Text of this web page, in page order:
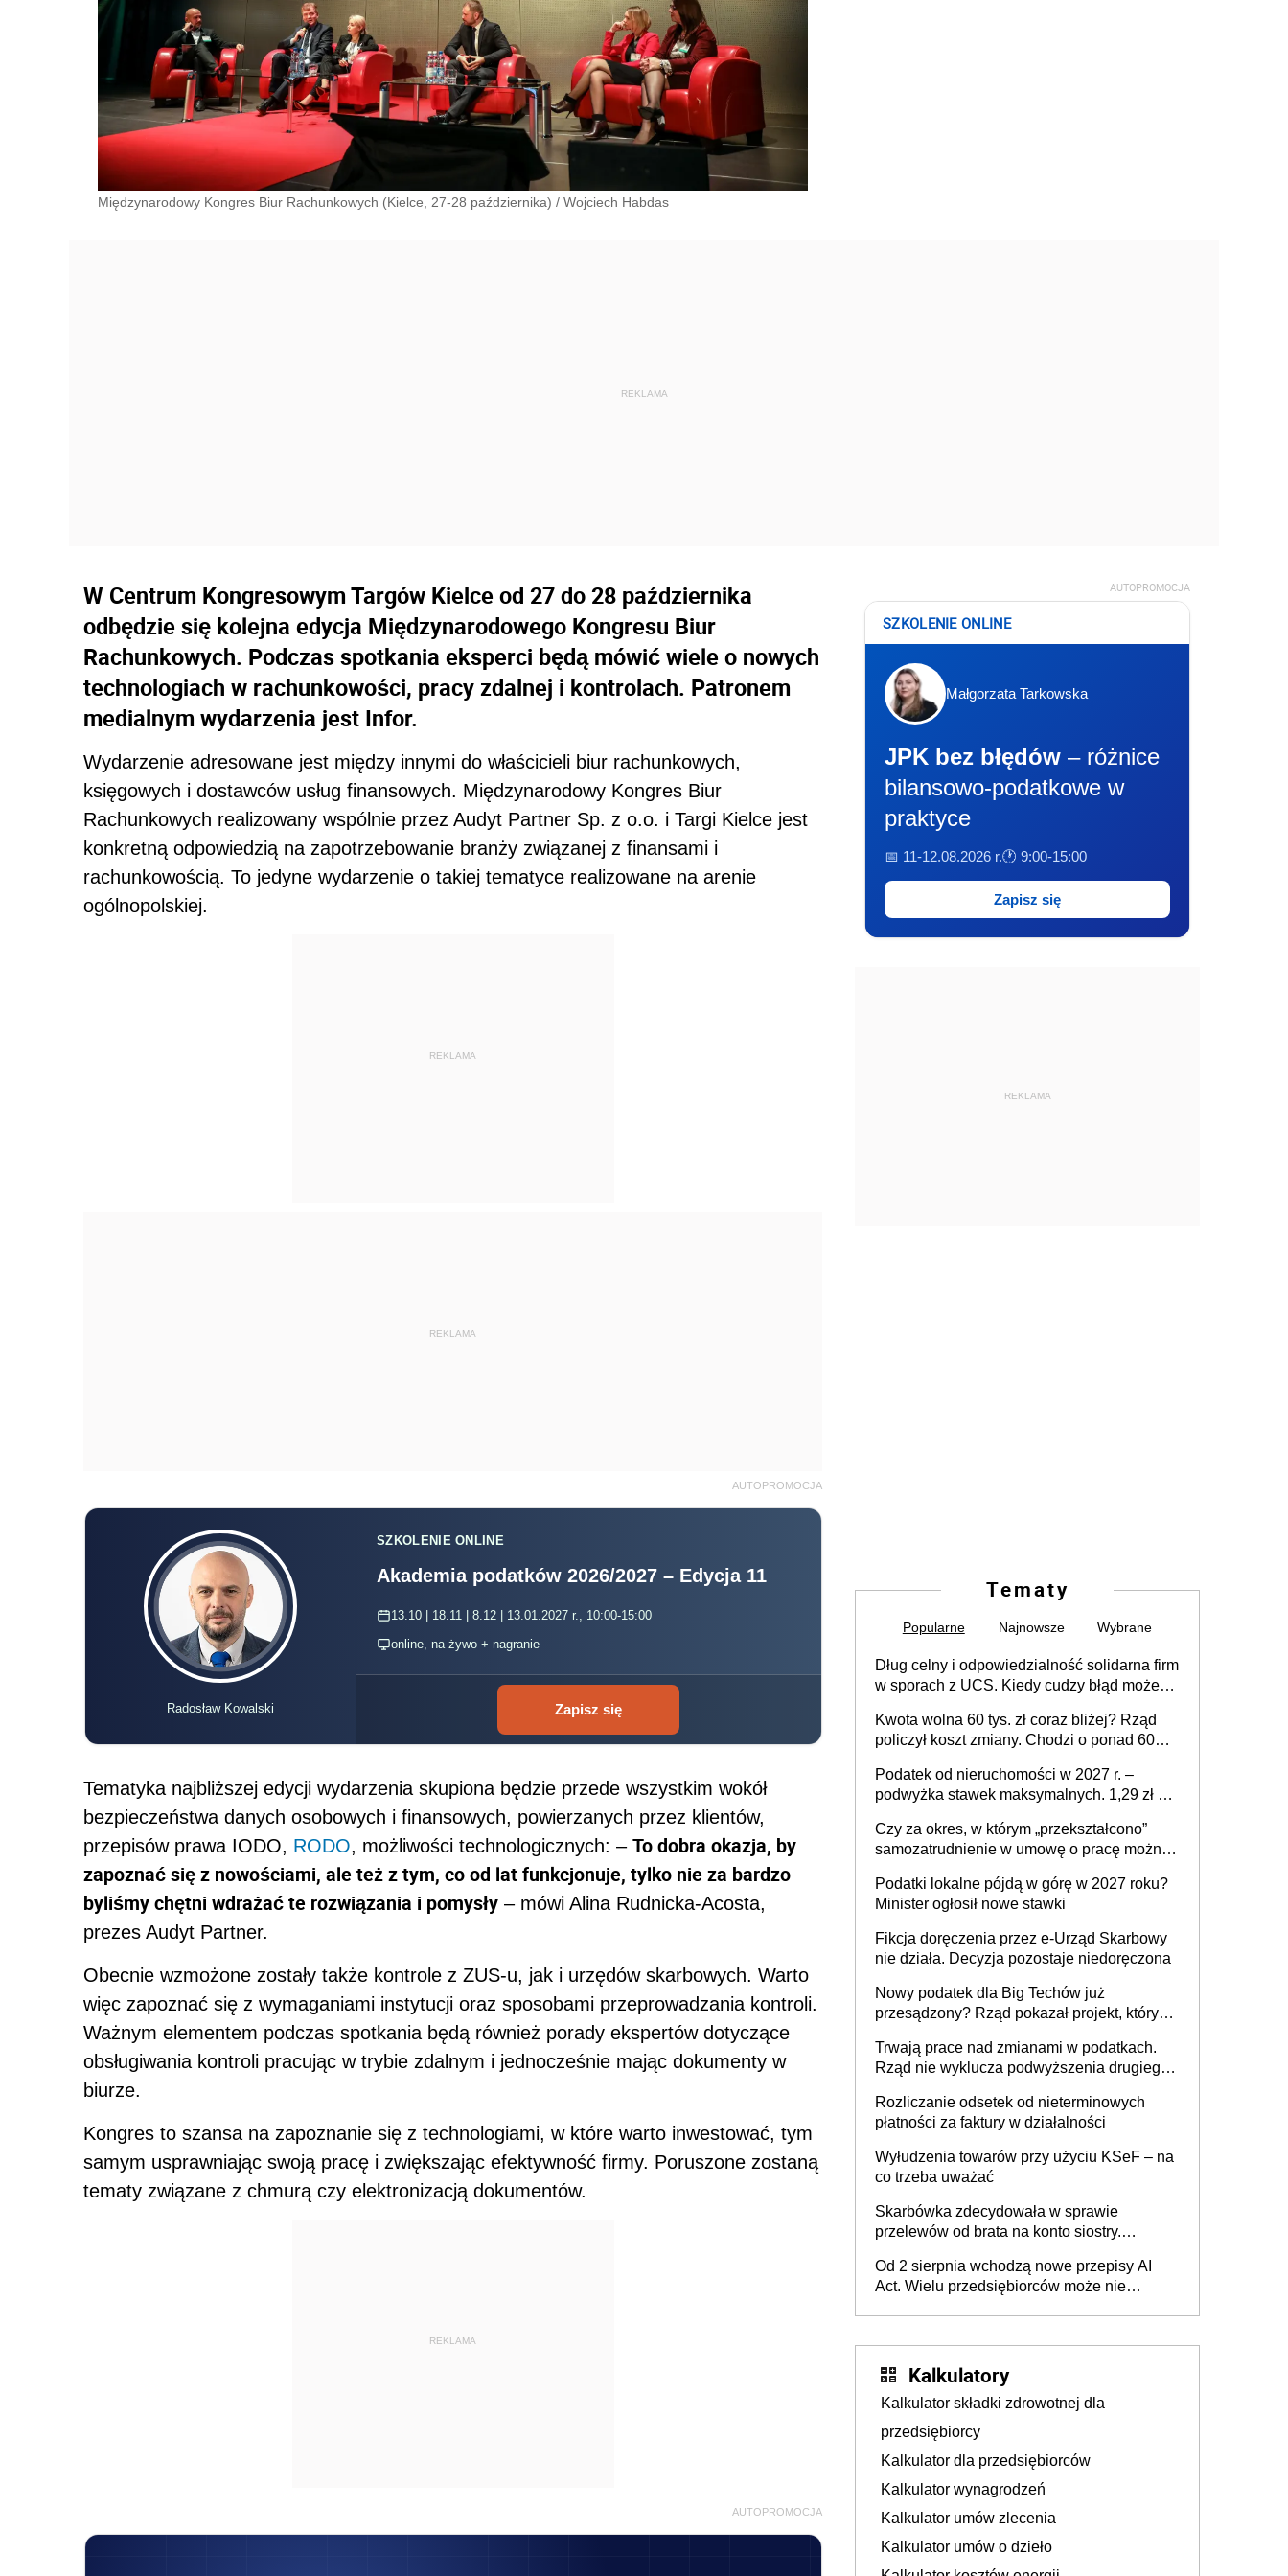
Międzynarodowy Kongres Biur Rachunkowych (Kielce, 27-28 października) / Wojciech Habdas
W Centrum Kongresowym Targów Kielce od 27 do 28 października
odbędzie się kolejna edycja Międzynarodowego Kongresu Biur
Rachunkowych. Podczas spotkania eksperci będą mówić wiele o nowych
technologiach w rachunkowości, pracy zdalnej i kontrolach. Patronem
medialnym wydarzenia jest Infor.
Wydarzenie adresowane jest między innymi do właścicieli biur rachunkowych,
księgowych i dostawców usług finansowych. Międzynarodowy Kongres Biur
Rachunkowych realizowany wspólnie przez Audyt Partner Sp. z o.o. i Targi Kielce jest
konkretną odpowiedzią na zapotrzebowanie branży związanej z finansami i
rachunkowością. To jedyne wydarzenie o takiej tematyce realizowane na arenie
ogólnopolskiej.
REKLAMA
REKLAMA
AUTOPROMOCJA
Radosław Kowalski
SZKOLENIE ONLINE
Akademia podatków 2026/2027 – Edycja 11
13.10 | 18.11 | 8.12 | 13.01.2027 r., 10:00-15:00
online, na żywo + nagranie
Zapisz się
Tematyka najbliższej edycji wydarzenia skupiona będzie przede wszystkim wokół
bezpieczeństwa danych osobowych i finansowych, powierzanych przez klientów,
przepisów prawa IODO, RODO, możliwości technologicznych: – To dobra okazja, by
zapoznać się z nowościami, ale też z tym, co od lat funkcjonuje, tylko nie za bardzo
byliśmy chętni wdrażać te rozwiązania i pomysły – mówi Alina Rudnicka-Acosta,
prezes Audyt Partner.
Obecnie wzmożone zostały także kontrole z ZUS-u, jak i urzędów skarbowych. Warto
więc zapoznać się z wymaganiami instytucji oraz sposobami przeprowadzania kontroli.
Ważnym elementem podczas spotkania będą również porady ekspertów dotyczące
obsługiwania kontroli pracując w trybie zdalnym i jednocześnie mając dokumenty w
biurze.
Kongres to szansa na zapoznanie się z technologiami, w które warto inwestować, tym
samym usprawniając swoją pracę i zwiększając efektywność firmy. Poruszone zostaną
tematy związane z chmurą czy elektronizacją dokumentów.
REKLAMA
AUTOPROMOCJA
AUTOPROMOCJA
SZKOLENIE ONLINE
Małgorzata Tarkowska
JPK bez błędów – różnice
bilansowo-podatkowe w
praktyce
📅 11-12.08.2026 r.🕐 9:00-15:00
Zapisz się
REKLAMA
Tematy
Popularne Najnowsze Wybrane
Dług celny i odpowiedzialność solidarna firm
w sporach z UCS. Kiedy cudzy błąd może
Kwota wolna 60 tys. zł coraz bliżej? Rząd
policzył koszt zmiany. Chodzi o ponad 60
Podatek od nieruchomości w 2027 r. –
podwyżka stawek maksymalnych. 1,29 zł za
budynków i lokali związanych z
prowadzeniem działalności gospodarczej
Czy za okres, w którym „przekształcono”
samozatrudnienie w umowę o pracę można
umowy cywilnoprawnej jedynym
racjonalnym wyjściem
Podatki lokalne pójdą w górę w 2027 roku?
Minister ogłosił nowe stawki
Fikcja doręczenia przez e-Urząd Skarbowy
nie działa. Decyzja pozostaje niedoręczona
Nowy podatek dla Big Techów już
przesądzony? Rząd pokazał projekt, który
Trwają prace nad zmianami w podatkach.
Rząd nie wyklucza podwyższenia drugiego
Rozliczanie odsetek od nieterminowych
płatności za faktury w działalności
Wyłudzenia towarów przy użyciu KSeF – na
co trzeba uważać
Skarbówka zdecydowała w sprawie
przelewów od brata na konto siostry.
darowizna, ale podatku jednak nie będzie
Od 2 sierpnia wchodzą nowe przepisy AI
Act. Wielu przedsiębiorców może nie
Kalkulatory
Kalkulator składki zdrowotnej dla
przedsiębiorcy
Kalkulator dla przedsiębiorców
Kalkulator wynagrodzeń
Kalkulator umów zlecenia
Kalkulator umów o dzieło